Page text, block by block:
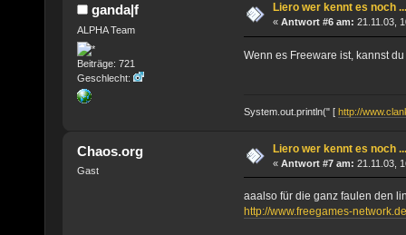
ganda|f
ALPHA Team
Beiträge: 721
Geschlecht:
Liero wer kennt es noch ...
« Antwort #6 am: 21.11.03,
Wenn es Freeware ist, kannst
System.out.println(" [ http://
Chaos.org
Gast
Liero wer kennt es noch ...
« Antwort #7 am: 21.11.03,
aaalso für die ganz faulen den
http://www.freegames-